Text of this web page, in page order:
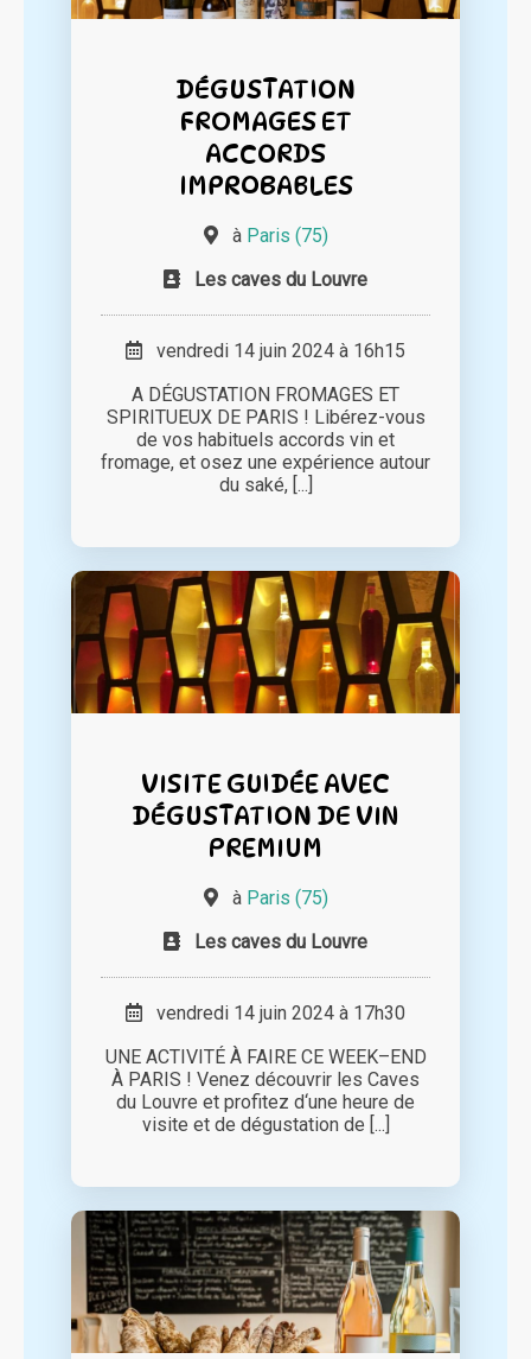
DÉGUSTATION
FROMAGES ET
ACCORDS
IMPROBABLES
à Paris (75)
Les caves du Louvre
vendredi 14 juin 2024 à 16h15
A DÉGUSTATION FROMAGES ET
SPIRITUEUX DE PARIS ! Libérez-vous
de vos habituels accords vin et
fromage, et osez une expérience autour
du saké, [...]
VISITE GUIDÉE AVEC
DÉGUSTATION DE VIN
PREMIUM
à Paris (75)
Les caves du Louvre
vendredi 14 juin 2024 à 17h30
UNE ACTIVITÉ À FAIRE CE WEEK–END
À PARIS ! Venez découvrir les Caves
du Louvre et profitez d‘une heure de
visite et de dégustation de [...]